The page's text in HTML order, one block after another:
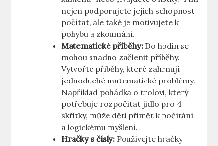
nejen podporujete jejich schopnost
počítat, ale také je motivujete k
pohybu a zkoumání.
Matematické příběhy: Do hodin se
mohou snadno začlenit příběhy.
Vytvořte příběhy, které zahrnují
jednoduché matematické problémy.
Například pohádka o trolovi, který
potřebuje rozpočítat jídlo pro 4
skřítky, může děti přimět k počítání
a logickému myšlení.
Hračky s čísly: Používejte hračky